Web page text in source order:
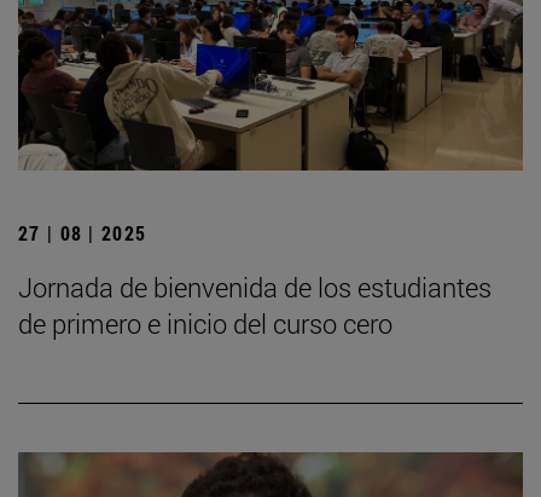
27 | 08 | 2025
Jornada de bienvenida de los estudiantes
de primero e inicio del curso cero